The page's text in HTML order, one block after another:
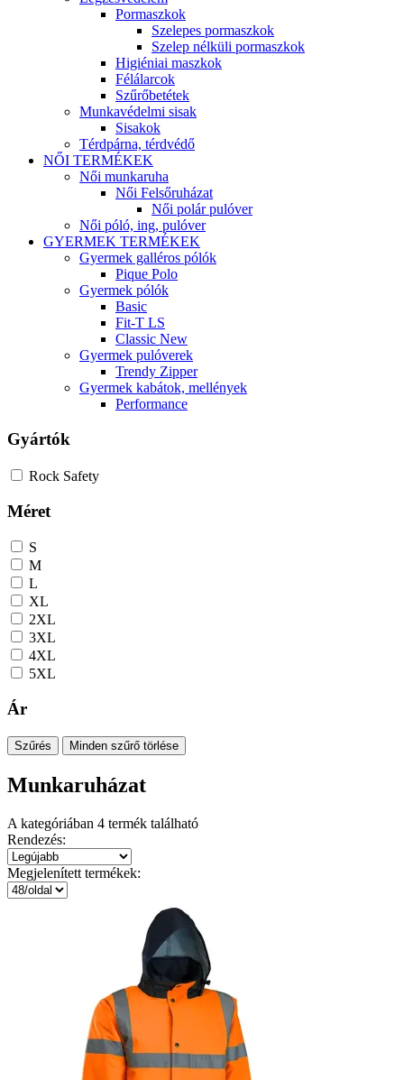
Pormaszkok
Szelepes pormaszkok
Szelep nélküli pormaszkok
Higiéniai maszkok
Félálarcok
Szűrőbetétek
Munkavédelmi sisak
Sisakok
Térdpárna, térdvédő
NŐI TERMÉKEK
Női munkaruha
Női Felsőruházat
Női polár pulóver
Női póló, ing, pulóver
GYERMEK TERMÉKEK
Gyermek galléros pólók
Pique Polo
Gyermek pólók
Basic
Fit-T LS
Classic New
Gyermek pulóverek
Trendy Zipper
Gyermek kabátok, mellények
Performance
Gyártók
Rock Safety
Méret
S
M
L
XL
2XL
3XL
4XL
5XL
Ár
Szűrés Minden szűrő törlése
Munkaruházat
A kategóriában 4 termék található
Rendezés:
Megjelenített termékek: